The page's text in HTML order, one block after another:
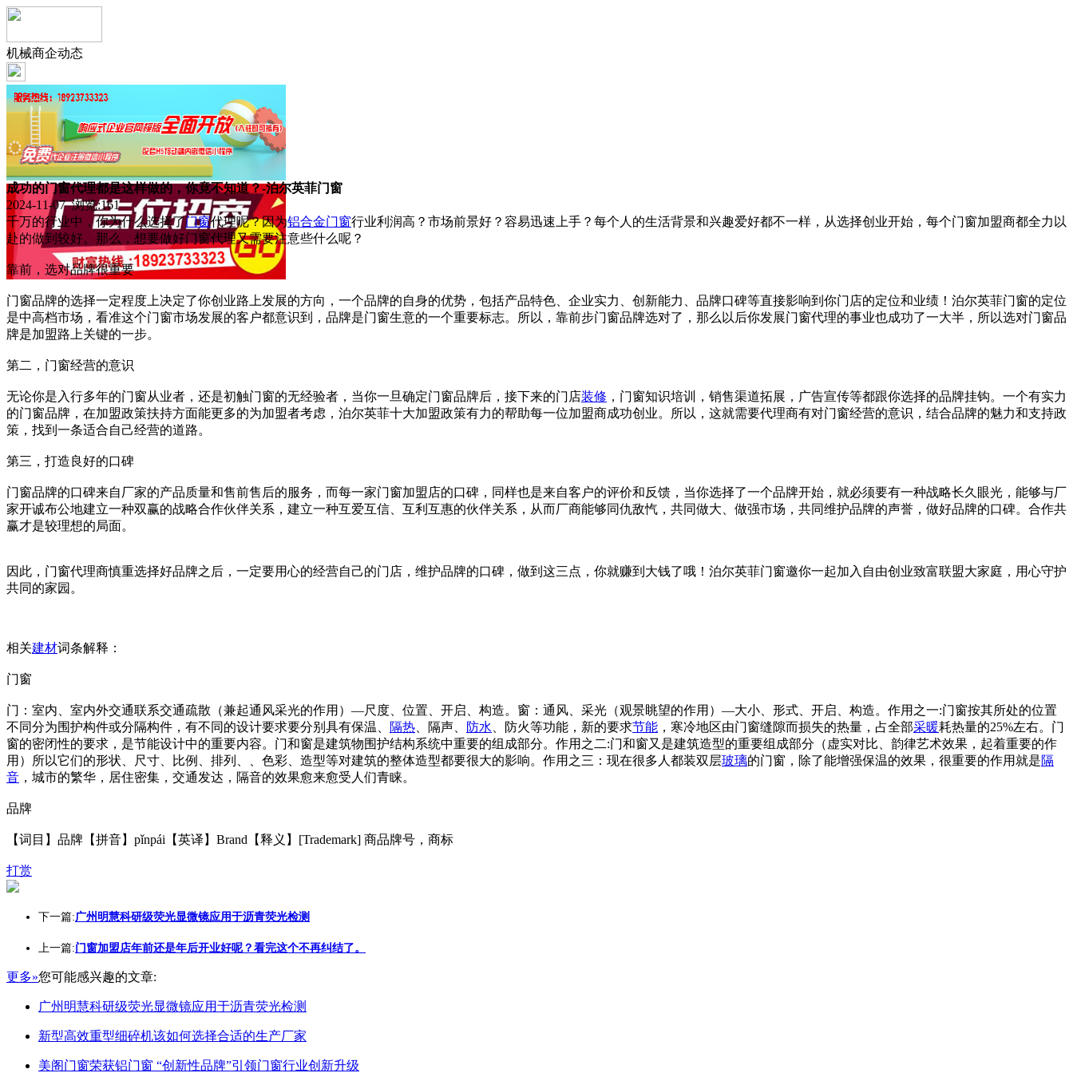
机械商企动态
成功的门窗代理都是这样做的，你竟不知道？-泊尔英菲门窗
2024-11-07 浏览:161
千万的行业中，你为什么选择了门窗代理呢？因为铝合金门窗行业利润高？市场前景好？容易迅速上手？每个人的生活背景和兴趣爱好都不一样，从选择创业开始，每个门窗加盟商都全力以
赴的做到较好。那么，想要做好门窗代理又需要注意些什么呢？
靠前，选对品牌很重要
门窗品牌的选择一定程度上决定了你创业路上发展的方向，一个品牌的自身的优势，包括产品特色、企业实力、创新能力、品牌口碑等直接影响到你门店的定位和业绩！泊尔英菲门窗的定位
是中高档市场，看准这个门窗市场发展的客户都意识到，品牌是门窗生意的一个重要标志。所以，靠前步门窗品牌选对了，那么以后你发展门窗代理的事业也成功了一大半，所以选对门窗品
牌是加盟路上关键的一步。
第二，门窗经营的意识
无论你是入行多年的门窗从业者，还是初触门窗的无经验者，当你一旦确定门窗品牌后，接下来的门店装修 ，门窗知识培训，销售渠道拓展，广告宣传等都跟你选择的品牌挂钩。一个有实力
的门窗品牌，在加盟政策扶持方面能更多的为加盟者考虑，泊尔英菲十大加盟政策有力的帮助每一位加盟商成功创业。所以，这就需要代理商有对门窗经营的意识，结合品牌的魅力和支持政
策，找到一条适合自己经营的道路。
第三，打造良好的口碑
门窗品牌的口碑来自厂家的产品质量和售前售后的服务，而每一家门窗加盟店的口碑，同样也是来自客户的评价和反馈，当你选择了一个品牌开始，就必须要有一种战略长久眼光，能够与厂
家开诚布公地建立一种双赢的战略合作伙伴关系，建立一种互爱互信、互利互惠的伙伴关系，从而厂商能够同仇敌忾，共同做大、做强市场，共同维护品牌的声誉，做好品牌的口碑。合作共
赢才是较理想的局面。
因此，门窗代理商慎重选择好品牌之后，一定要用心的经营自己的门店，维护品牌的口碑，做到这三点，你就赚到大钱了哦！泊尔英菲门窗邀你一起加入自由创业致富联盟大家庭，用心守护
共同的家园。
相关建材词条解释：
门窗
门：室内、室内外交通联系交通疏散（兼起通风采光的作用）—尺度、位置、开启、构造。窗：通风、采光（观景眺望的作用）—大小、形式、开启、构造。作用之一:门窗按其所处的位置
不同分为围护构件或分隔构件，有不同的设计要求要分别具有保温、
隔热 、隔声、 防水 、防火等功能，新的要求节能 ，寒冷地区由门窗缝隙而损失的热量，占全部采暖耗热量的25%左右。门
窗的密闭性的要求，是节能设计中的重要内容。门和窗是建筑物围护结构系统中重要的组成部分。作用之二:门和窗又是建筑造型的重要组成部分（虚实对比、韵律艺术效果，起着重要的作
用）所以它们的形状、尺寸、比例、排列、、色彩、造型等对建筑的整体造型都要很大的影响。作用之三：现在很多人都装双层玻璃的门窗，除了能增强保温的效果，很重要的作用就是隔
音 ，城市的繁华，居住密集，交通发达，隔音的效果愈来愈受人们青睐。
品牌
【词目】品牌【拼音】pǐnpái【英译】Brand【释义】[Trademark] 商品牌号，商标
打赏
下一篇:广州明慧科研级荧光显微镜应用于沥青荧光检测
上一篇:门窗加盟店年前还是年后开业好呢？看完这个不再纠结了。
更多»您可能感兴趣的文章:
广州明慧科研级荧光显微镜应用于沥青荧光检测
新型高效重型细碎机该如何选择合适的生产厂家
美阁门窗荣获铝门窗 “创新性品牌”引领门窗行业创新升级